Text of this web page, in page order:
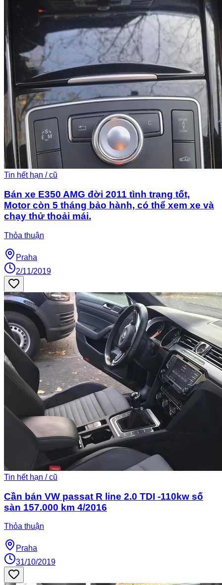
Tin hết hạn / cũ
Bán xe E350 AMG đời 2011 tình trạng tốt,
Motor còn 5 tháng bảo hành, có thể xem xe và
chạy thử thoải mái.
Thỏa thuận
Praha
2/11/2019
Tin hết hạn / cũ
Cần bán VW passat R line 2.0 TDI -110kw số
sàn 157.000 km 4/2016
Thỏa thuận
Praha
31/10/2019